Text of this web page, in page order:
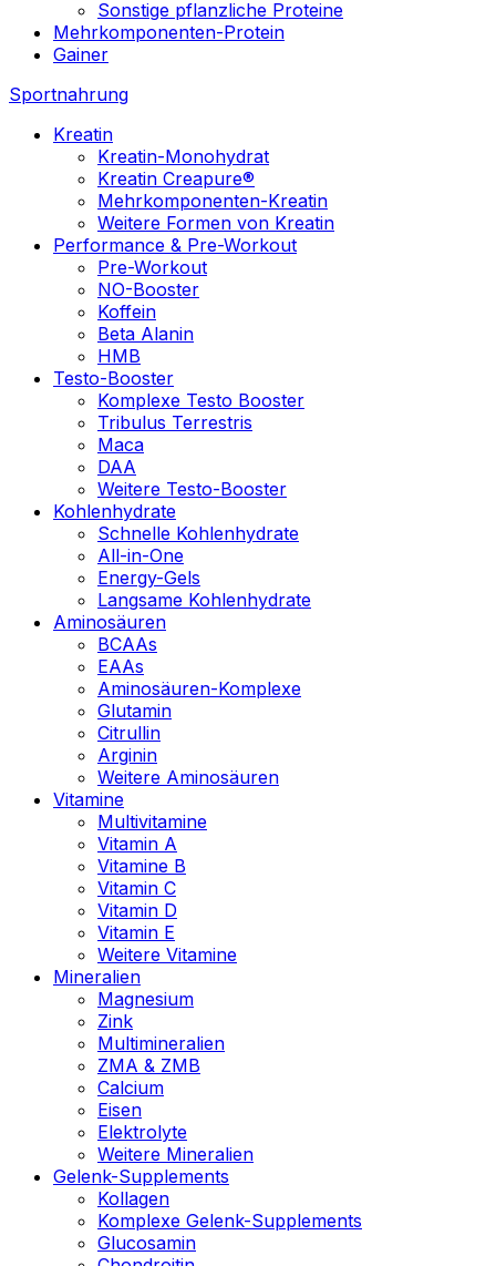
Sonstige pflanzliche Proteine
Mehrkomponenten-Protein
Gainer
Sportnahrung
Kreatin
Kreatin-Monohydrat
Kreatin Creapure®
Mehrkomponenten-Kreatin
Weitere Formen von Kreatin
Performance & Pre-Workout
Pre-Workout
NO-Booster
Koffein
Beta Alanin
HMB
Testo-Booster
Komplexe Testo Booster
Tribulus Terrestris
Maca
DAA
Weitere Testo-Booster
Kohlenhydrate
Schnelle Kohlenhydrate
All-in-One
Energy-Gels
Langsame Kohlenhydrate
Aminosäuren
BCAAs
EAAs
Aminosäuren-Komplexe
Glutamin
Citrullin
Arginin
Weitere Aminosäuren
Vitamine
Multivitamine
Vitamin A
Vitamine B
Vitamin C
Vitamin D
Vitamin E
Weitere Vitamine
Mineralien
Magnesium
Zink
Multimineralien
ZMA & ZMB
Calcium
Eisen
Elektrolyte
Weitere Mineralien
Gelenk-Supplements
Kollagen
Komplexe Gelenk-Supplements
Glucosamin